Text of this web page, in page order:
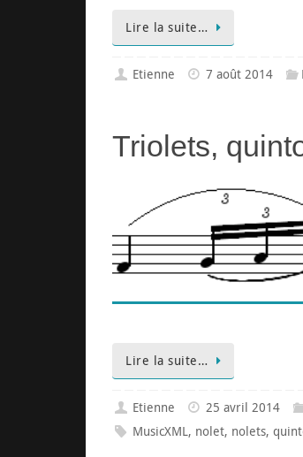
Lire la suite…
Etienne 7 août 2014
Triolets,
Lire la suite…
Etienne 25 avril 2014
MusicXML, nolet, nolets,